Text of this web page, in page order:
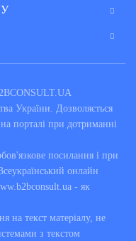
України. Дозволяється
порталі при дотриманні
посилання і при
онлайн
- як
на текст матеріалу, не
з текстом